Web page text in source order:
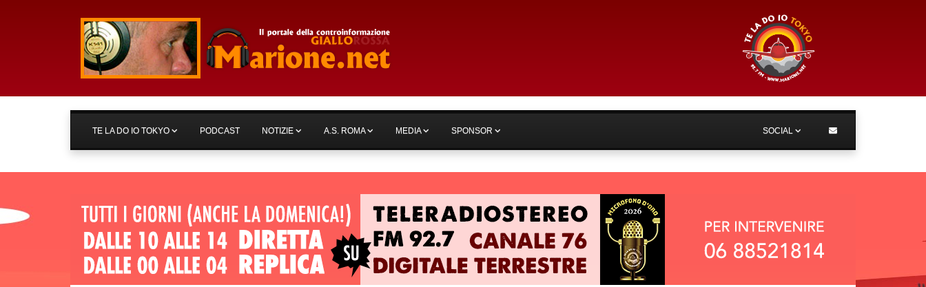
TE LA DO IO TOKYO PODCAST NOTIZIE A.S. ROMA MEDIA SPONSOR SOCIAL